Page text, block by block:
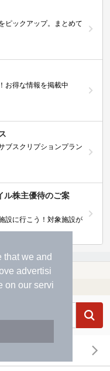
that we and
advertisi
on our servi
ピックアップ。まとめて
お得な情報を掲載中
ブスクリプションプラン
ル株主優待のご案
設に行こう！対象施設が
【クーポンあり】カップルにおすすめの弘前の温泉、日帰り温泉、スーパー銭湯おすすめ